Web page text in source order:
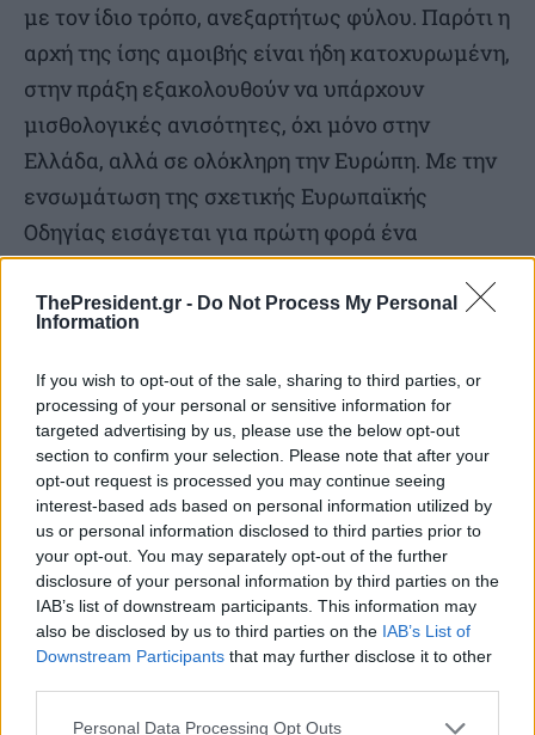
ThePresident.gr - Do Not Process My Personal
Information
If you wish to opt-out of the sale, sharing to third parties, or
processing of your personal or sensitive information for
targeted advertising by us, please use the below opt-out
section to confirm your selection. Please note that after your
opt-out request is processed you may continue seeing
interest-based ads based on personal information utilized by
us or personal information disclosed to third parties prior to
your opt-out. You may separately opt-out of the further
disclosure of your personal information by third parties on the
IAB’s list of downstream participants. This information may
also be disclosed by us to third parties on the IAB’s List of
Downstream Participants that may further disclose it to other
Personal Data Processing Opt Outs
με τον ίδιο τρόπο, ανεξαρτήτως φύλου. Παρότι η
αρχή της ίσης αμοιβής είναι ήδη κατοχυρωμένη,
στην πράξη εξακολουθούν να υπάρχουν
μισθολογικές ανισότητες, όχι μόνο στην
Ελλάδα, αλλά σε ολόκληρη την Ευρώπη. Με την
ενσωμάτωση της σχετικής Ευρωπαϊκής
Οδηγίας εισάγεται για πρώτη φορά ένα
ολοκληρωμένο πλαίσιο διαφάνειας στις
αμοιβές, τόσο πριν από την πρόσληψη όσο και
εντοπιστεί μισθολογική διαφορά χωρίς
αντικειμενική εξήγηση, ο εργοδότης θα
υποχρεούται να προχωρήσει σε διορθωτικές
παρεμβάσεις και αναμόρφωση της
μισθολογικής δομής της επιχείρησης, ενώ
ενισχύεται σημαντικά και η δικαστική
προστασία των εργαζομένων. Γενικά πάντως,
μιλώντας για το νομοσχέδιο, αξίζει να
σημειωθεί ότι μέχρι σήμερα ενσωματώθηκαν
σε αυτό 65 προτάσεις που έχουν καταθέσει οι